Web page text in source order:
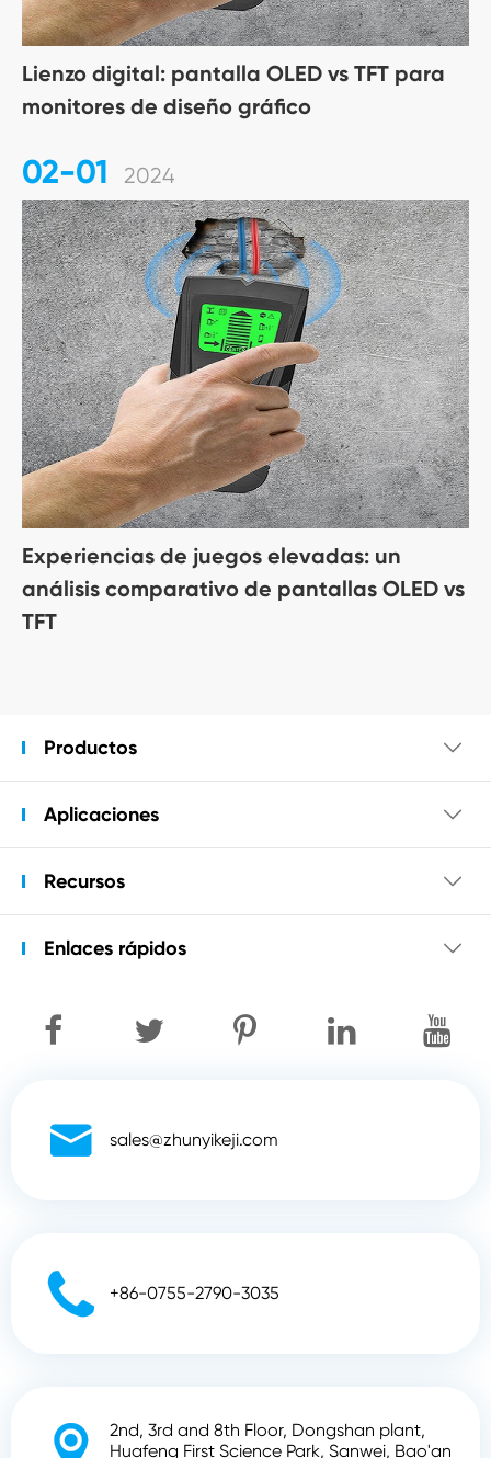
Lienzo digital: pantalla OLED vs TFT para
monitores de diseño gráfico
02-01 2024
Experiencias de juegos elevadas: un
análisis comparativo de pantallas OLED vs
TFT
Productos 
Aplicaciones 
Recursos 
Enlaces rápidos 
 sales@zhunyikeji.com
 +86-0755-2790-3035
2nd, 3rd and 8th Floor, Dongshan plant,
Huafeng First Science Park, Sanwei, Bao'an